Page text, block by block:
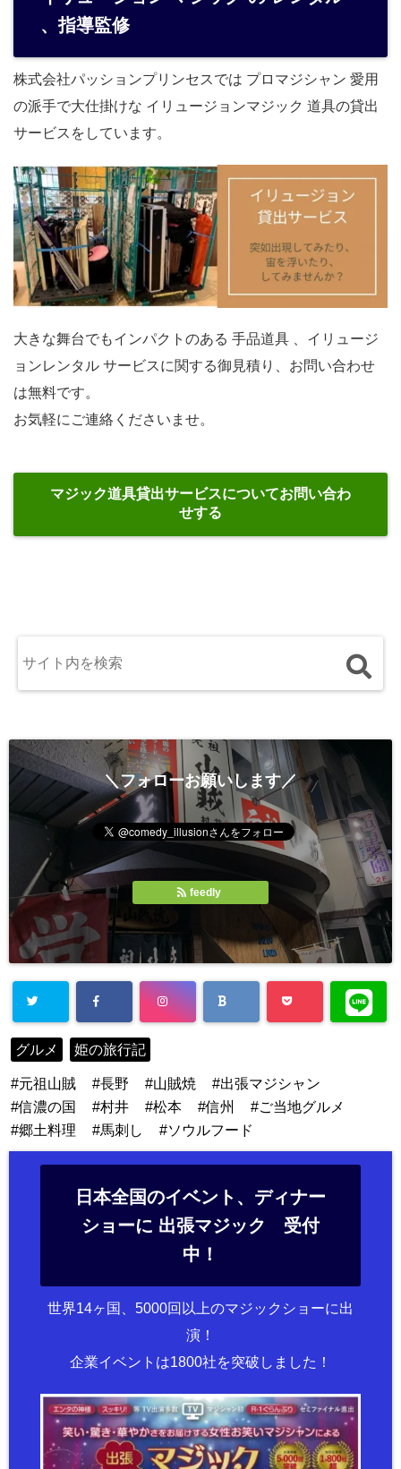
、指導監修
株式会社パッションプリンセスでは プロマジシャン 愛用
の派手で大仕掛けな イリュージョンマジック 道具の貸出
サービスをしています。
大きな舞台でもインパクトのある 手品道具 、イリュージ
ョンレンタル サービスに関する御見積り、お問い合わせ
は無料です。
お気軽にご連絡くださいませ。
マジック道具貸出サービスについてお問い合わ
せする
＼フォローお願いします／
feedly
グルメ 姫の旅行記
元祖山賊 長野 山賊焼
出張マジシャン
信濃の国
村井 松本 信州
ご当地グルメ
郷土料理
馬刺し ソウルフード
日本全国のイベント、ディナー
ショーに 出張マジック 受付
中！
世界14ヶ国、5000回以上のマジックショーに出
演！
企業イベントは1800社を突破しました！